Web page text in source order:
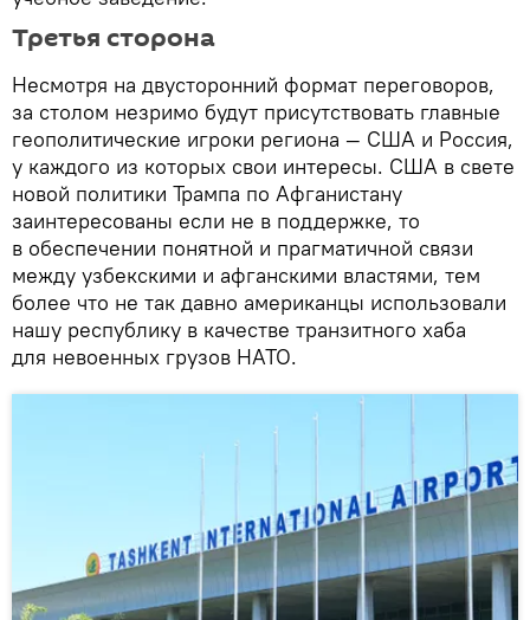
Третья сторона
Несмотря на двусторонний формат переговоров,
за столом незримо будут присутствовать главные
геополитические игроки региона — США и Россия,
у каждого из которых свои интересы. США в свете
новой политики Трампа по Афганистану
заинтересованы если не в поддержке, то
в обеспечении понятной и прагматичной связи
между узбекскими и афганскими властями, тем
более что не так давно американцы использовали
нашу республику в качестве транзитного хаба
для невоенных грузов НАТО.